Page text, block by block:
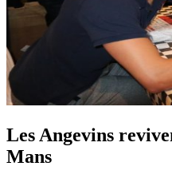
Les Angevins
Mans